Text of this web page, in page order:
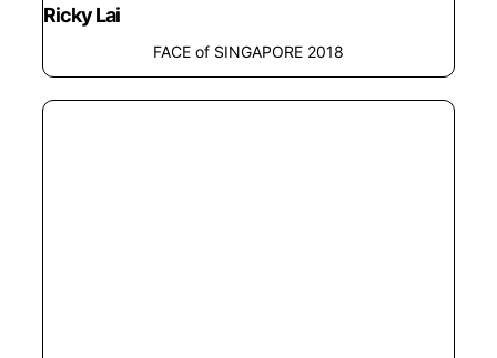
Ricky Lai
FACE of SINGAPORE 2018